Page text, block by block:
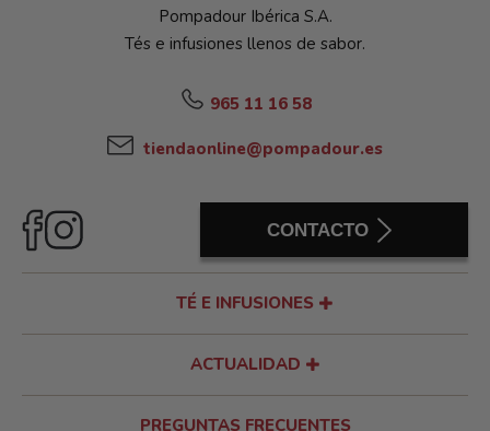
Pompadour Ibérica S.A.
Tés e infusiones llenos de sabor.
965 11 16 58
tiendaonline@pompadour.es
CONTACTO
TÉ E INFUSIONES
ACTUALIDAD
PREGUNTAS FRECUENTES